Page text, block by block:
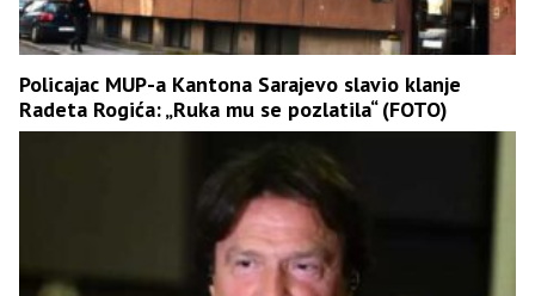
Policajac MUP-a Kantona Sarajevo slavio klanje
Radeta Rogića: „Ruka mu se pozlatila“ (FOTO)